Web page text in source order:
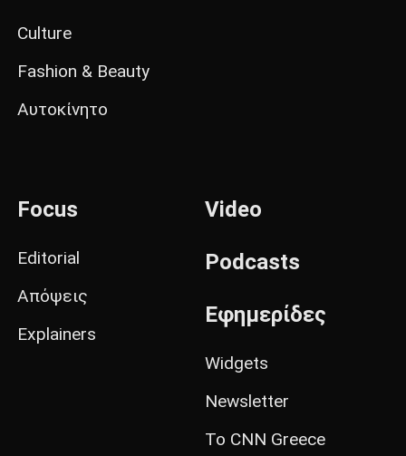
Culture
Fashion & Beauty
Αυτοκίνητο
Focus
Editorial
Απόψεις
Explainers
Video
Podcasts
Εφημερίδες
Widgets
Newsletter
Το CNN Greece